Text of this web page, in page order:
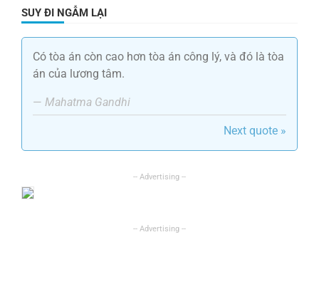
SUY ĐI NGẪM LẠI
Có tòa án còn cao hơn tòa án công lý, và đó là tòa
án của lương tâm.
— Mahatma Gandhi
Next quote »